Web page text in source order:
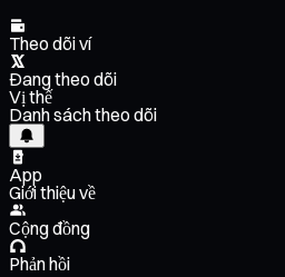
Theo dõi ví
Đang theo dõi
Vị thế
Danh sách theo dõi
App
Giới thiệu về
Cộng đồng
Phản hồi